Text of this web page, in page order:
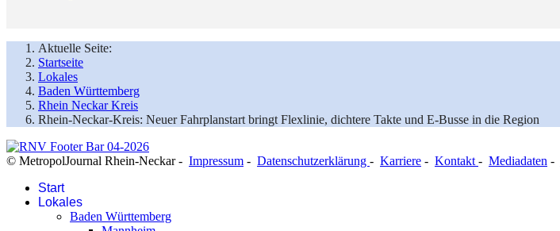
Aktuelle Seite:
Startseite
Lokales
Baden Württemberg
Rhein Neckar Kreis
Rhein-Neckar-Kreis: Neuer Fahrplanstart bringt Flexlinie, dichtere Takte und E-Busse in die Region
© MetropolJournal Rhein-Neckar - Impressum - Datenschutzerklärung - Karriere - Kontakt - Mediadaten -
Start
Lokales
Baden Württemberg